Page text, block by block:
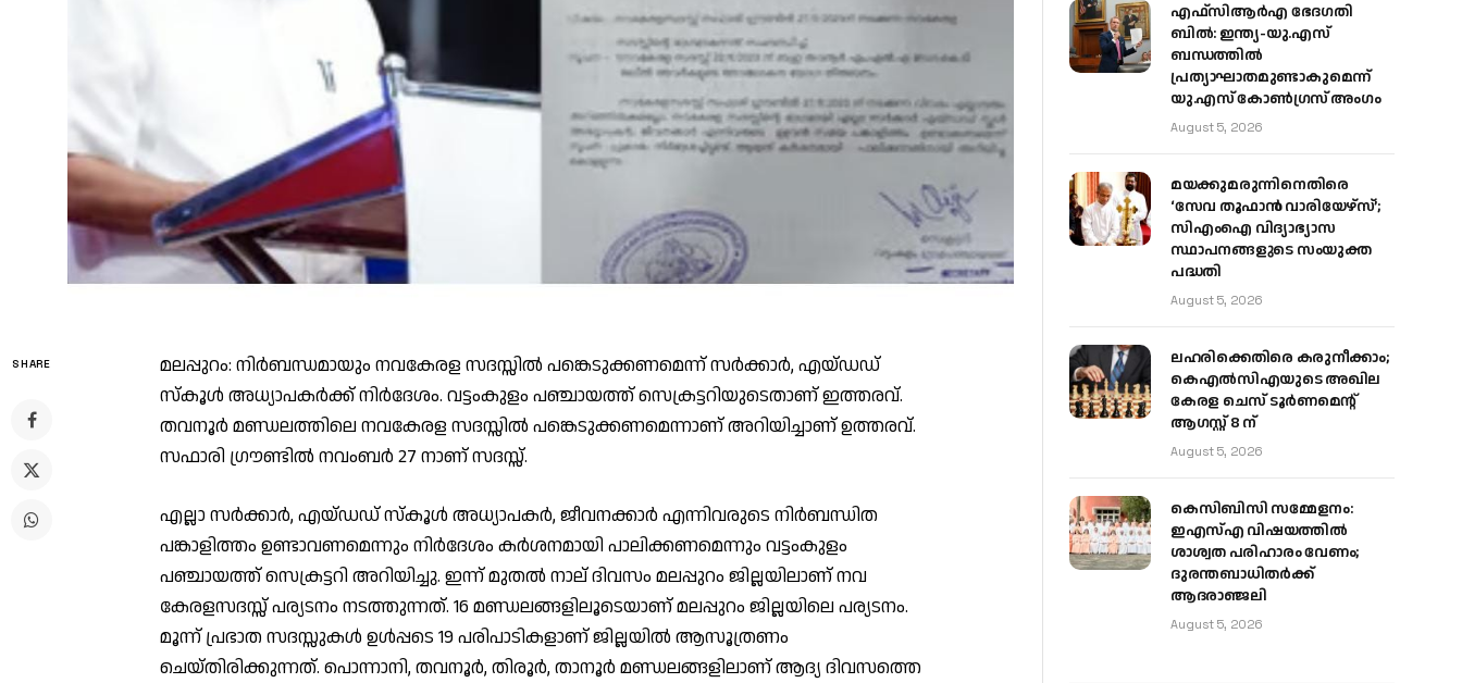
SHARE
മലപ്പുറം: നിര്‍ബന്ധമായും നവകേരള സദസ്സില്‍ പങ്കെടുക്കണമെന്ന് സര്‍ക്കാര്‍, എയ്ഡഡ്
സ്‌കൂള്‍ അധ്യാപകര്‍ക്ക് നിര്‍ദേശം. വട്ടംകുളം പഞ്ചായത്ത് സെക്രട്ടറിയുടെതാണ് ഇത്തരവ്.
തവനൂര്‍ മണ്ഡലത്തിലെ നവകേരള സദസ്സില്‍ പങ്കെടുക്കണമെന്നാണ് അറിയിച്ചാണ് ഉത്തരവ്.
സഫാരി ഗ്രൗണ്ടില്‍ നവംബര്‍ 27 നാണ് സദസ്സ്.
എല്ലാ സര്‍ക്കാര്‍, എയ്ഡഡ് സ്‌കൂള്‍ അധ്യാപകര്‍, ജീവനക്കാര്‍ എന്നിവരുടെ നിര്‍ബന്ധിത
പങ്കാളിത്തം ഉണ്ടാവണമെന്നും നിര്‍ദേശം കര്‍ശനമായി പാലിക്കണമെന്നും വട്ടംകുളം
പഞ്ചായത്ത് സെക്രട്ടറി അറിയിച്ചു. ഇന്ന് മുതല്‍ നാല് ദിവസം മലപ്പുറം ജില്ലയിലാണ് നവ
കേരളസദസ്സ് പര്യടനം നടത്തുന്നത്. 16 മണ്ഡലങ്ങളിലൂടെയാണ് മലപ്പുറം ജില്ലയിലെ പര്യടനം.
മൂന്ന് പ്രഭാത സദസ്സുകള്‍ ഉള്‍പ്പടെ 19 പരിപാടികളാണ് ജില്ലയില്‍ ആസൂത്രണം
ചെയ്തിരിക്കുന്നത്. പൊന്നാനി, തവനൂര്‍, തിരൂര്‍, താനൂര്‍ മണ്ഡലങ്ങളിലാണ് ആദ്യ ദിവസത്തെ
എഫ്‌സിആർഎ ഭേദഗതി
ബിൽ: ഇന്ത്യ-യു.എസ്
ബന്ധത്തിൽ
പ്രത്യാഘാതമുണ്ടാകുമെന്ന്
യു.എസ് കോൺഗ്രസ് അംഗം
August 5, 2026
മയക്കുമരുന്നിനെതിരെ
‘സേവ തൂഫാൻ വാരിയേഴ്‌സ്’;
സിഎംഐ വിദ്യാഭ്യാസ
സ്ഥാപനങ്ങളുടെ സംയുക്ത
പദ്ധതി
August 5, 2026
ലഹരിക്കെതിരെ കരുനീക്കാം;
കെഎൽസിഎയുടെ അഖില
കേരള ചെസ് ടൂർണമെന്റ്
ആഗസ്റ്റ് 8 ന്
August 5, 2026
കെസിബിസി സമ്മേളനം:
ഇഎസ്എ വിഷയത്തിൽ
ശാശ്വത പരിഹാരം വേണം;
ദുരന്തബാധിതർക്ക്
ആദരാഞ്ജലി
August 5, 2026